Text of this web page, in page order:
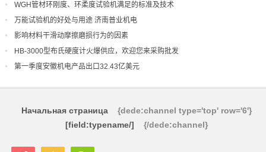
WGH管材环刚度、环柔度试验机满足的标准及技术
万能试验机的好处与用途 济南普业机电
影响材料干滑动摩擦磨损行为的因素
HB-3000型布氏硬度计火爆供应，欢迎您来采购批发
第一季度安徽机电产品出口32.43亿美元
Начальная страница
{dede:channel type='top' row='6'}
[field:typename/]
{/dede:channel}